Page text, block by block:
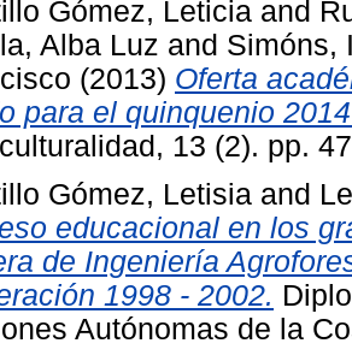
Gómez, Leticia and
Alba Luz and Simóns,
(2013) Oferta
para el quinquenio
13 (2). pp.
Gómez, Letisia and
educacional en los
de Ingeniería
1998 - 2002.
Autónomas de la